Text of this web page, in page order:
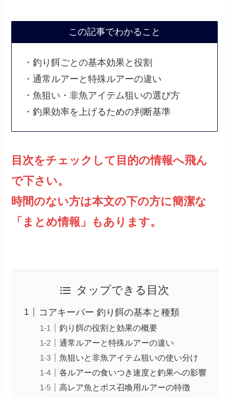
この記事でわかること
・釣り餌ごとの基本効果と役割
・通常ルアーと特殊ルアーの違い
・魚狙い・非魚アイテム狙いの選び方
・釣果効率を上げるための判断基準
目次をチェックして目的の情報へ飛ん
で下さい。
時間のない方は本文の下の方に簡潔な
「まとめ情報」もあります。
タップできる目次
コアキーパー 釣り餌の基本と種類
釣り餌の役割と効果の概要
通常ルアーと特殊ルアーの違い
魚狙いと非魚アイテム狙いの使い分け
各ルアーの食いつき速度と釣果への影響
高レア魚とボス召喚用ルアーの特徴